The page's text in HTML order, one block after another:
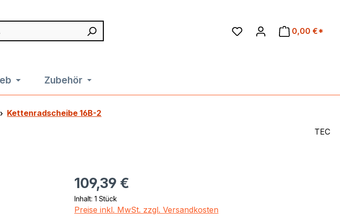
0,00 €*
Zubehör
Kettenradscheibe 16B-2
TEC
Regulärer Preis:
109,39 €
Inhalt: 1 Stück
Preise inkl. MwSt. zzgl. Versandkosten